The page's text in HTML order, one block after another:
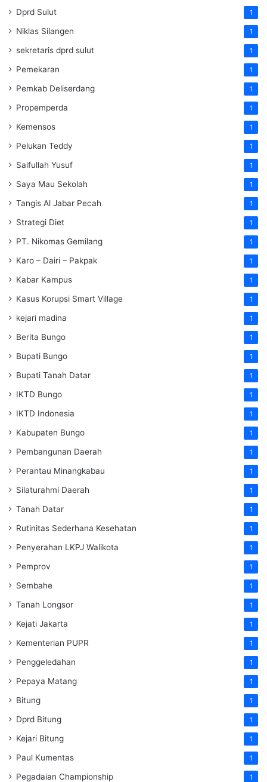
Dprd Sulut 1
Niklas Silangen 1
sekretaris dprd sulut 1
Pemekaran 1
Pemkab Deliserdang 1
Propemperda 1
Kemensos 1
Pelukan Teddy 1
Saifullah Yusuf 1
Saya Mau Sekolah 1
Tangis Al Jabar Pecah 1
Strategi Diet 1
PT. Nikomas Gemilang 1
Karo – Dairi – Pakpak 1
Kabar Kampus 1
Kasus Korupsi Smart Village 1
kejari madina 1
Berita Bungo 1
Bupati Bungo 1
Bupati Tanah Datar 1
IKTD Bungo 1
IKTD Indonesia 1
Kabupaten Bungo 1
Pembangunan Daerah 1
Perantau Minangkabau 1
Silaturahmi Daerah 1
Tanah Datar 1
Rutinitas Sederhana Kesehatan 1
Penyerahan LKPJ Walikota 1
Pemprov 1
Sembahe 1
Tanah Longsor 1
Kejati Jakarta 1
Kementerian PUPR 1
Penggeledahan 1
Pepaya Matang 1
Bitung 1
Dprd Bitung 1
Kejari Bitung 1
Paul Kumentas 1
Pegadaian Championship 1